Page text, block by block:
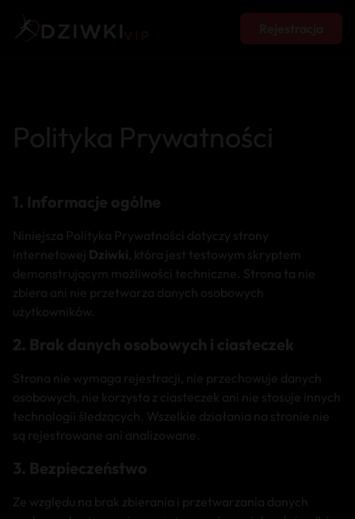
Polityka Prywatności
1. Informacje ogólne
Niniejsza Polityka Prywatności dotyczy strony
internetowej Dziwki, która jest testowym skryptem
demonstrującym możliwości techniczne. Strona ta nie
zbiera ani nie przetwarza danych osobowych
użytkowników.
2. Brak danych osobowych i ciasteczek
Strona nie wymaga rejestracji, nie przechowuje danych
osobowych, nie korzysta z ciasteczek ani nie stosuje innych
technologii śledzących. Wszelkie działania na stronie nie
są rejestrowane ani analizowane.
3. Bezpieczeństwo
Ze względu na brak zbierania i przetwarzania danych